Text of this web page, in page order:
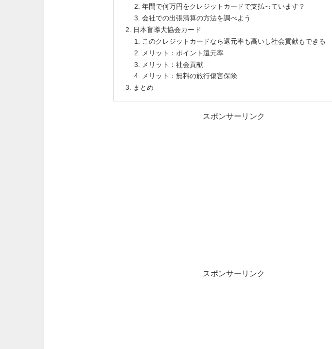
年間で何万円をクレジットカードで支払っています？
会社での出張清算の方法を調べよう
日本盲導犬協会カード
このクレジットカードなら還元率も高いし社会貢献もできる
メリット：ポイント還元率
メリット：社会貢献
メリット：無料の旅行傷害保険
まとめ
スポンサーリンク
スポンサーリンク